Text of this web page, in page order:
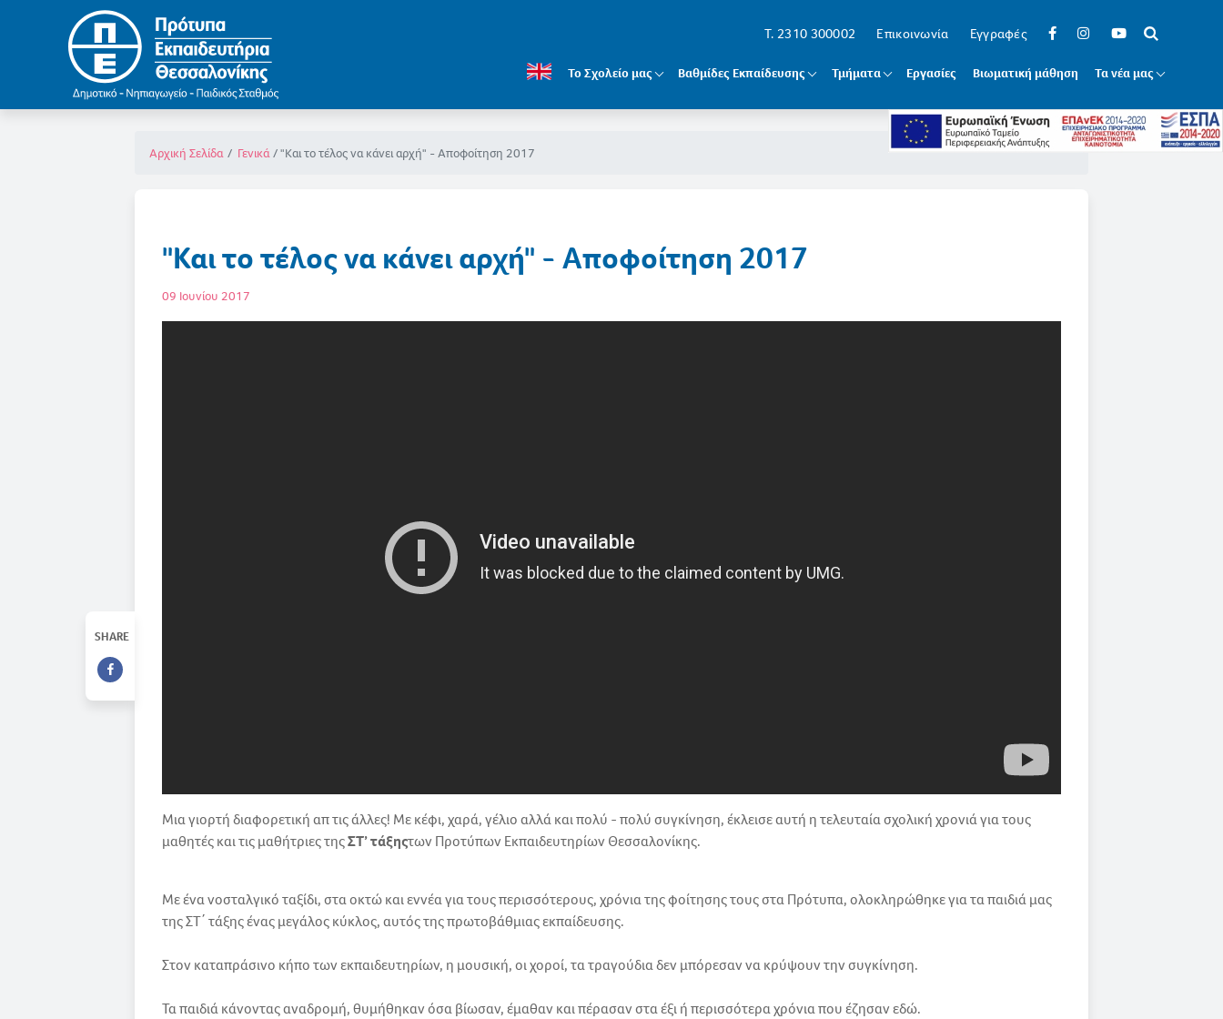
T. 2310 300002 Επικοινωνία Εγγραφές
Το Σχολείο μας Βαθμίδες Εκπαίδευσης Τμήματα Εργασίες Βιωματική μάθηση Τα νέα μας
Αρχική Σελίδα Γενικά "Και το τέλος να κάνει αρχή" - Αποφοίτηση 2017
"Και το τέλος να κάνει αρχή" - Αποφοίτηση 2017
09 Ιουνίου 2017
Μια γιορτή διαφορετική απ τις άλλες! Με κέφι, χαρά, γέλιο αλλά και πολύ - πολύ συγκίνηση, έκλεισε αυτή η τελευταία σχολική χρονιά για τους
μαθητές και τις μαθήτριες τηςΣΤ’ τάξηςτων Προτύπων Εκπαιδευτηρίων Θεσσαλονίκης.
Με ένα νοσταλγικό ταξίδι, στα οκτώ και εννέα για τους περισσότερους, χρόνια της φοίτησης τους στα Πρότυπα, ολοκληρώθηκε για τα παιδιά μας
της ΣΤ΄ τάξης ένας μεγάλος κύκλος, αυτός της πρωτοβάθμιας εκπαίδευσης.
Στον καταπράσινο κήπο των εκπαιδευτηρίων, η μουσική, οι χοροί, τα τραγούδια δεν μπόρεσαν να κρύψουν την συγκίνηση.
Τα παιδιά κάνοντας αναδρομή, θυμήθηκαν όσα βίωσαν, έμαθαν και πέρασαν στα έξι ή περισσότερα χρόνια που έζησαν εδώ.
SHARE